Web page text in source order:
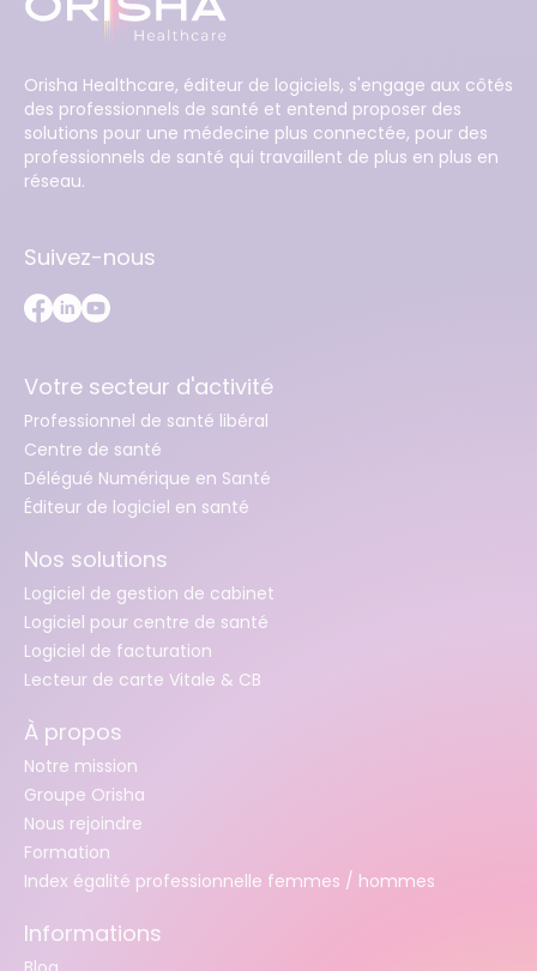
Orisha Healthcare, éditeur de logiciels, s'engage aux côtés
des professionnels de santé et entend proposer des
solutions pour une médecine plus connectée, pour des
professionnels de santé qui travaillent de plus en plus en
réseau.
Suivez-nous
Votre secteur d'activité
Professionnel de santé libéral
Centre de santé
Délégué Numérique en Santé
Éditeur de logiciel en santé
Nos solutions
Logiciel de gestion de cabinet
Logiciel pour centre de santé
Logiciel de facturation
Lecteur de carte Vitale & CB
À propos
Notre mission
Groupe Orisha
Nous rejoindre
Formation
Index égalité professionnelle femmes / hommes
Informations